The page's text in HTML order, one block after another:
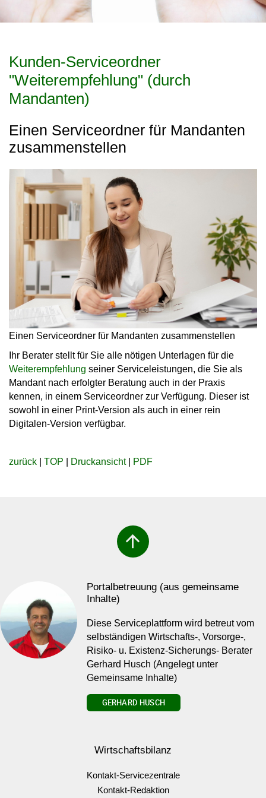
Kunden-Serviceordner
"Weiterempfehlung" (durch
Mandanten)
Einen Serviceordner für Mandanten
zusammenstellen
Einen Serviceordner für Mandanten zusammenstellen
Ihr Berater stellt für Sie alle nötigen Unterlagen für die
Weiterempfehlung seiner Serviceleistungen, die Sie als
Mandant nach erfolgter Beratung auch in der Praxis
kennen, in einem Serviceordner zur Verfügung. Dieser ist
sowohl in einer Print-Version als auch in einer rein
Digitalen-Version verfügbar.
zurück TOP Druckansicht| PDF
arrow_upward
Portalbetreuung (aus gemeinsame
Inhalte)
Diese Serviceplattform wird betreut vom
selbständigen Wirtschafts-, Vorsorge-,
Risiko- u. Existenz-Sicherungs- Berater
Gerhard Husch (Angelegt unter
Gemeinsame Inhalte)
GERHARD HUSCH
Wirtschaftsbilanz
Kontakt-Servicezentrale
Kontakt-Redaktion